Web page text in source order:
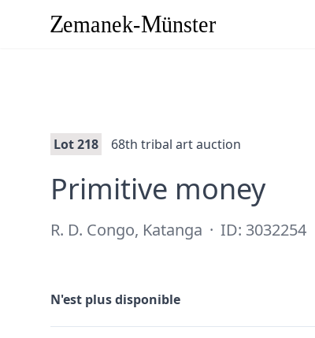
Lot 218 68th tribal art auction
Primitive money·
R. D. Congo, Katanga · ID: 3032254
N'est plus disponible